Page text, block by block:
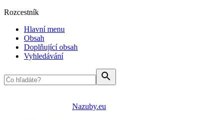
Rozcestník
Hlavní menu
Obsah
Doplňující obsah
Vyhledávání
Nazuby.eu